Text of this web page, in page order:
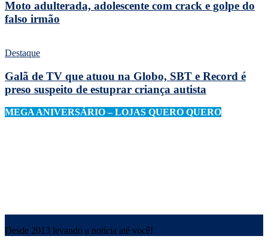
Moto adulterada, adolescente com crack e golpe do
falso irmão
Destaque
Galã de TV que atuou na Globo, SBT e Record é
preso suspeito de estuprar criança autista
MEGA ANIVERSÁRIO – LOJAS QUERO QUERO
Desde 2013 levando a notícia até você!